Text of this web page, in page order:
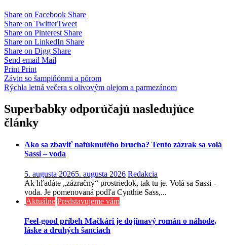
Share on Facebook Share
Share on TwitterTweet
Share on Pinterest Share
Share on LinkedIn Share
Share on Digg Share
Send email Mail
Print Print
Navigácia
v
článku
Závin so šampiňónmi a pórom
Rýchla letná večera s olivovým olejom a parmezánom
Superbabky odporúčajú nasledujúce
články
Ako sa zbaviť nafúknutého brucha? Tento zázrak sa volá
Sassi – voda
5. augusta 20265. augusta 2026 Redakcia
Ak hľadáte „zázračný“ prostriedok, tak tu je. Volá sa Sassi -
voda. Je pomenovaná podľa Cynthie Sass,...
Aktuálne Predstavujeme vám
Feel-good príbeh Mačkári je dojímavý román o náhode,
láske a druhých šanciach